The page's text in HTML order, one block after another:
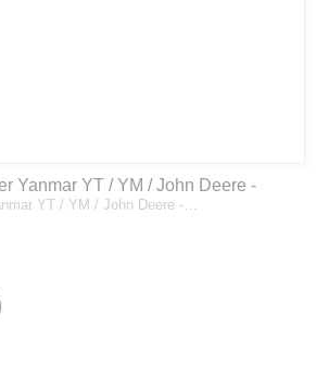
Yanmar YT / YM / John Deere -
YT / YM / John Deere -…